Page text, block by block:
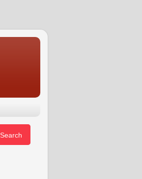
Search